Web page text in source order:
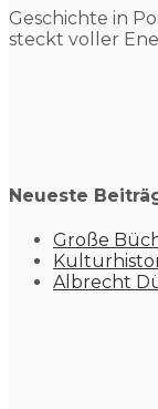
Geschichte in
steckt voller
Neueste
Große
Albrecht